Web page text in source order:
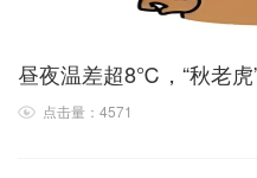
昼夜温差超8℃，“秋老虎
点击量：4571